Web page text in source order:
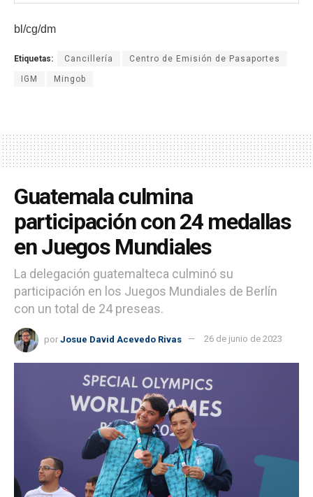
bl/cg/dm
Etiquetas: Cancillería Centro de Emisión de Pasaportes
IGM Mingob
Guatemala culmina
participación con 24 medallas
en Juegos Mundiales
La delegación guatemalteca culminó su
participación en los Juegos Mundiales de Berlín
con un total de 24 preseas.
por Josue David Acevedo Rivas 26 de junio de 2023